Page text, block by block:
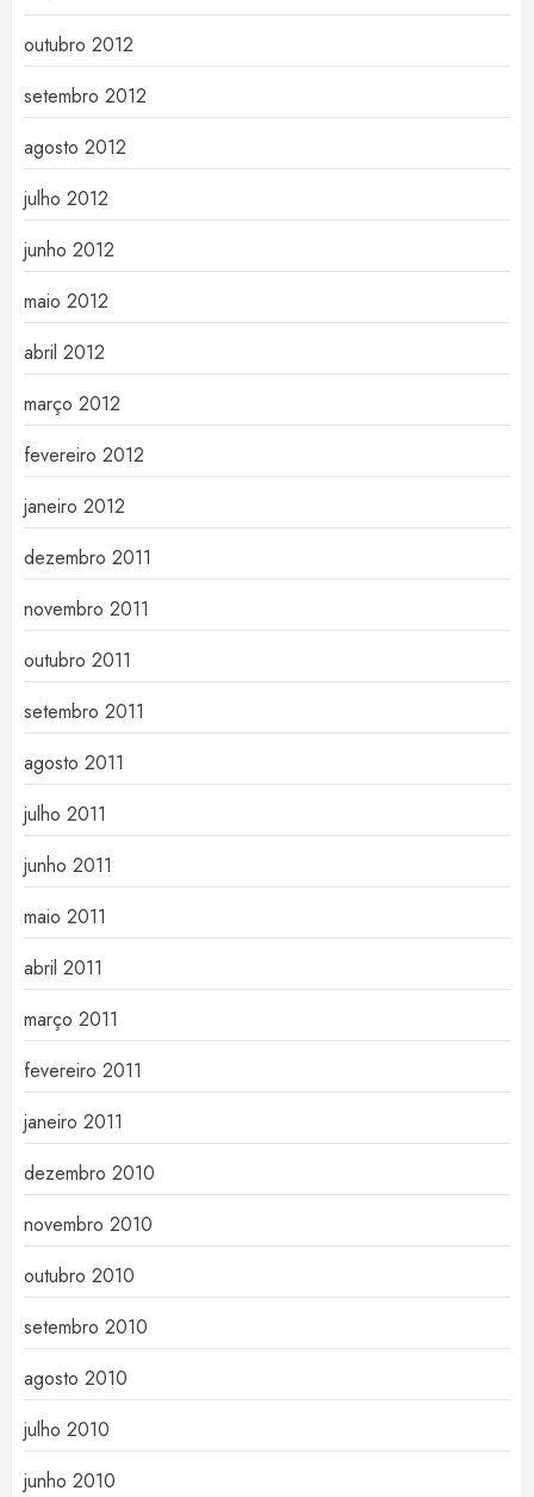
outubro 2012
setembro 2012
agosto 2012
julho 2012
junho 2012
maio 2012
abril 2012
março 2012
fevereiro 2012
janeiro 2012
dezembro 2011
novembro 2011
outubro 2011
setembro 2011
agosto 2011
julho 2011
junho 2011
maio 2011
abril 2011
março 2011
fevereiro 2011
janeiro 2011
dezembro 2010
novembro 2010
outubro 2010
setembro 2010
agosto 2010
julho 2010
junho 2010